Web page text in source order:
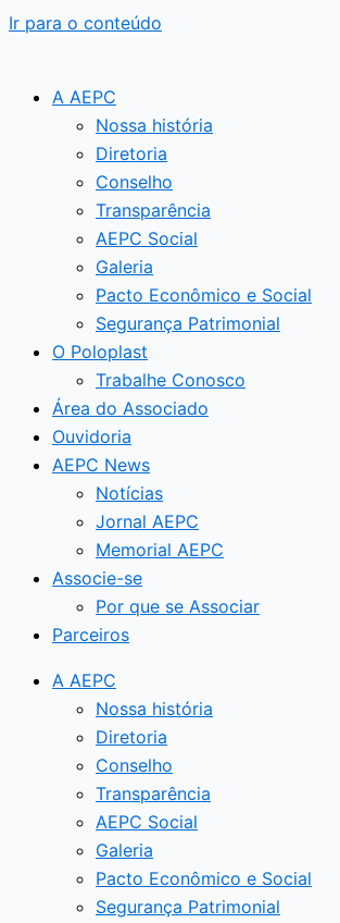
Ir para o conteúdo
A AEPC
Nossa história
Diretoria
Conselho
Transparência
AEPC Social
Galeria
Pacto Econômico e Social
Segurança Patrimonial
O Poloplast
Trabalhe Conosco
Área do Associado
Ouvidoria
AEPC News
Notícias
Jornal AEPC
Memorial AEPC
Associe-se
Por que se Associar
Parceiros
A AEPC
Nossa história
Diretoria
Conselho
Transparência
AEPC Social
Galeria
Pacto Econômico e Social
Segurança Patrimonial